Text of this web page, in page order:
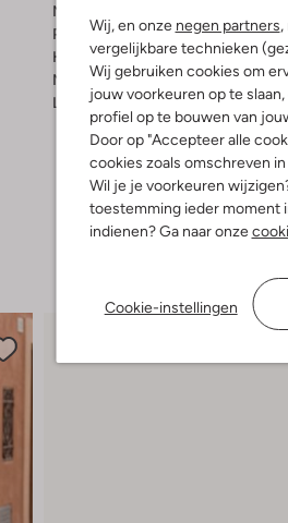
Wij, en onze negen partners
vergelijkbare technieken
Wij gebruiken cookies om
jouw voorkeuren op te
profiel op te bouwen van
Door op "Accepteer alle
cookies zoals omschreven
Wil je je voorkeuren
toestemming ieder moment
indienen? Ga naar onze
Cookie-instellingen
Materiaalpercentages:
Pasvorm: Losvallend
Halslijn: Opstaande Kraag
Mouwlengte: Lange Mouw
Lengte:Lang